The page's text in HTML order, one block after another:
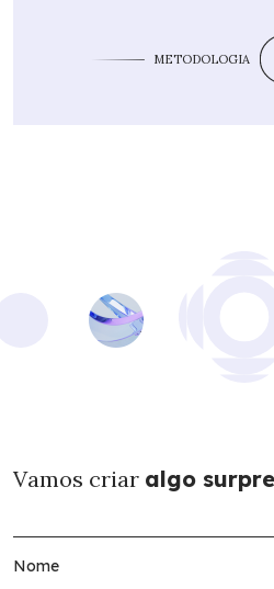
METODOLOGIA
Vamos criar algo